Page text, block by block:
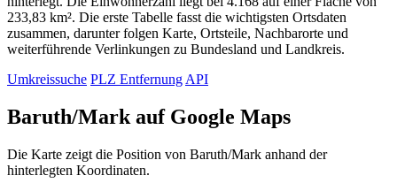
233,83 km². Die erste Tabelle fasst die wichtigsten Ortsdaten
zusammen, darunter folgen Karte, Ortsteile, Nachbarorte und
weiterführende Verlinkungen zu Bundesland und Landkreis.
Umkreissuche PLZ EntfernungAPI
Baruth/Mark auf Google Maps
Die Karte zeigt die Position von Baruth/Mark anhand der
hinterlegten Koordinaten.